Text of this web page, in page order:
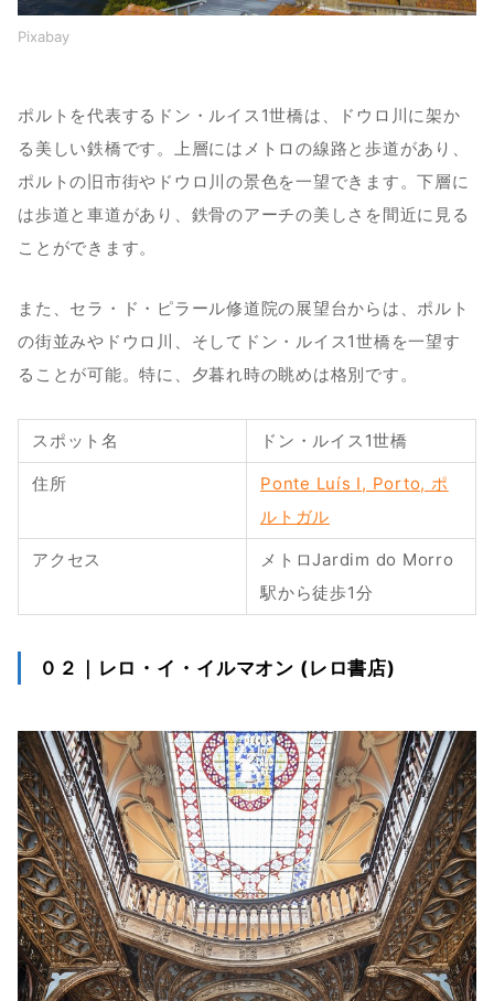
Pixabay
ポルトを代表するドン・ルイス1世橋は、ドウロ川に架か
る美しい鉄橋です。上層にはメトロの線路と歩道があり、
ポルトの旧市街やドウロ川の景色を一望できます。下層に
は歩道と車道があり、鉄骨のアーチの美しさを間近に見る
ことができます。
また、セラ・ド・ピラール修道院の展望台からは、ポルト
の街並みやドウロ川、そしてドン・ルイス1世橋を一望す
ることが可能。特に、夕暮れ時の眺めは格別です。
スポット名 ドン・ルイス1世橋
住所
Ponte Luís I, Porto, ポ
ルトガル
アクセス
メトロJardim do Morro
駅から徒歩1分
０２｜レロ・イ・イルマオン (レロ書店)